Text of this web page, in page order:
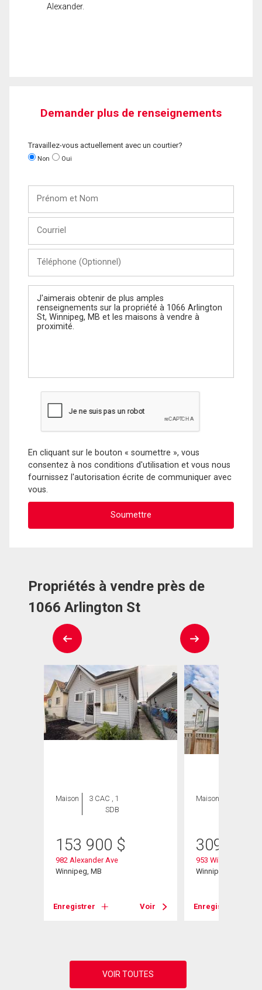
Alexander.
Demander plus de renseignements
Travaillez-vous actuellement avec un courtier?
Non Oui
Nom
(Optionnel)
Message
En cliquant sur le bouton « soumettre », vous
consentez à nos conditions d'utilisation et vous nous
fournissez l'autorisation écrite de communiquer avec
vous.
Propriétés à vendre près de
1066 Arlington St
Maison
3 CAC , 1
SDB
153 900 $
982 Alexander Ave
Winnipeg, MB
Enregistrer Voir
Maison
309 000
953 William Ave
Winnipeg, MB
Enregistrer